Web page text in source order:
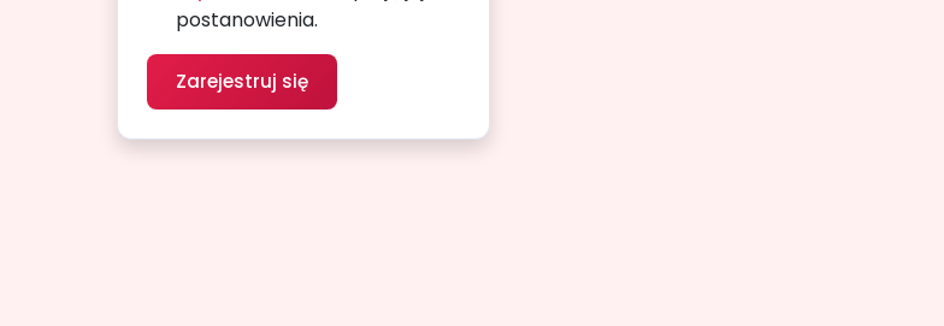
postanowienia.
Zarejestruj się